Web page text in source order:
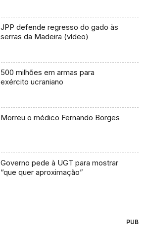
JPP defende regresso do gado às
serras da Madeira (vídeo)
500 milhões em armas para
exército ucraniano
Morreu o médico Fernando Borges
Governo pede à UGT para mostrar
“que quer aproximação”
PUB